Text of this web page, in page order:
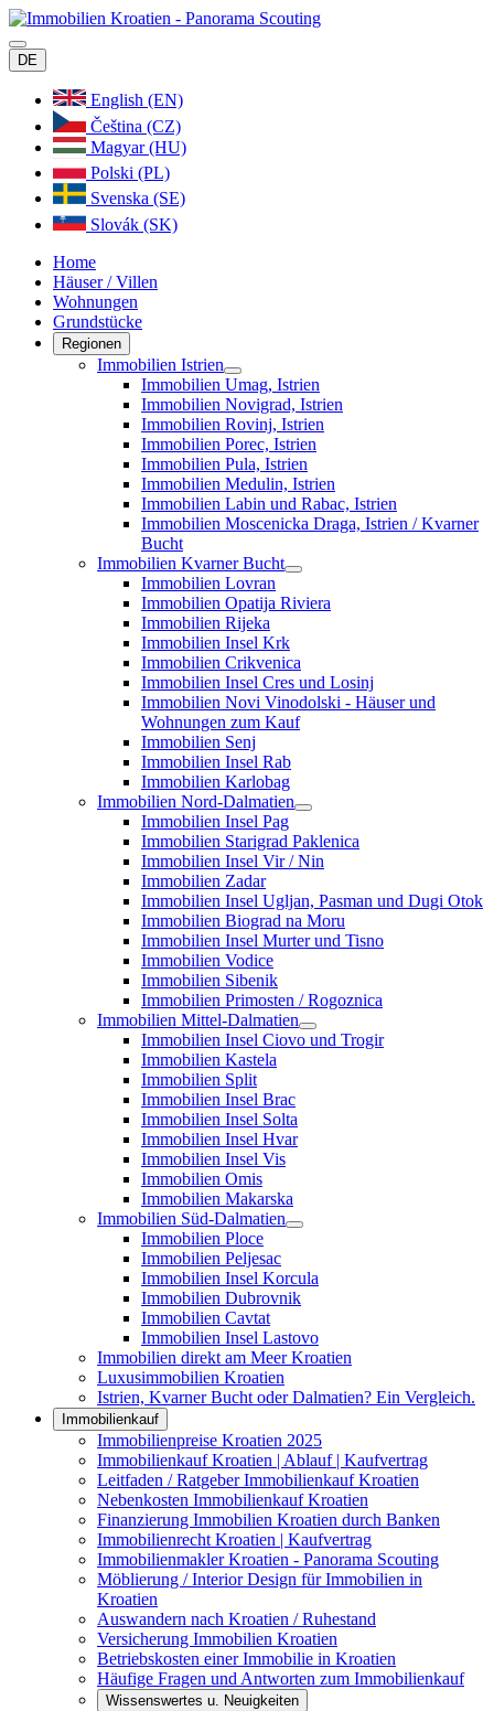
DE
English (EN)
Čeština (CZ)
Magyar (HU)
Polski (PL)
Svenska (SE)
Slovák (SK)
Home
Häuser / Villen
Wohnungen
Grundstücke
Regionen
Immobilien Istrien
Immobilien Umag, Istrien
Immobilien Novigrad, Istrien
Immobilien Rovinj, Istrien
Immobilien Porec, Istrien
Immobilien Pula, Istrien
Immobilien Medulin, Istrien
Immobilien Labin und Rabac, Istrien
Immobilien Moscenicka Draga, Istrien / Kvarner
Bucht
Immobilien Kvarner Bucht
Immobilien Lovran
Immobilien Opatija Riviera
Immobilien Rijeka
Immobilien Insel Krk
Immobilien Crikvenica
Immobilien Insel Cres und Losinj
Immobilien Novi Vinodolski - Häuser und
Wohnungen zum Kauf
Immobilien Senj
Immobilien Insel Rab
Immobilien Karlobag
Immobilien Nord-Dalmatien
Immobilien Insel Pag
Immobilien Starigrad Paklenica
Immobilien Insel Vir / Nin
Immobilien Zadar
Immobilien Insel Ugljan, Pasman und Dugi Otok
Immobilien Biograd na Moru
Immobilien Insel Murter und Tisno
Immobilien Vodice
Immobilien Sibenik
Immobilien Primosten / Rogoznica
Immobilien Mittel-Dalmatien
Immobilien Insel Ciovo und Trogir
Immobilien Kastela
Immobilien Split
Immobilien Insel Brac
Immobilien Insel Solta
Immobilien Insel Hvar
Immobilien Insel Vis
Immobilien Omis
Immobilien Makarska
Immobilien Süd-Dalmatien
Immobilien Ploce
Immobilien Peljesac
Immobilien Insel Korcula
Immobilien Dubrovnik
Immobilien Cavtat
Immobilien Insel Lastovo
Immobilien direkt am Meer Kroatien
Luxusimmobilien Kroatien
Istrien, Kvarner Bucht oder Dalmatien? Ein Vergleich.
Immobilienkauf
Immobilienpreise Kroatien 2025
Immobilienkauf Kroatien | Ablauf | Kaufvertrag
Leitfaden / Ratgeber Immobilienkauf Kroatien
Nebenkosten Immobilienkauf Kroatien
Finanzierung Immobilien Kroatien durch Banken
Immobilienrecht Kroatien | Kaufvertrag
Immobilienmakler Kroatien - Panorama Scouting
Möblierung / Interior Design für Immobilien in
Kroatien
Auswandern nach Kroatien / Ruhestand
Versicherung Immobilien Kroatien
Betriebskosten einer Immobilie in Kroatien
Häufige Fragen und Antworten zum Immobilienkauf
Wissenswertes u. Neuigkeiten